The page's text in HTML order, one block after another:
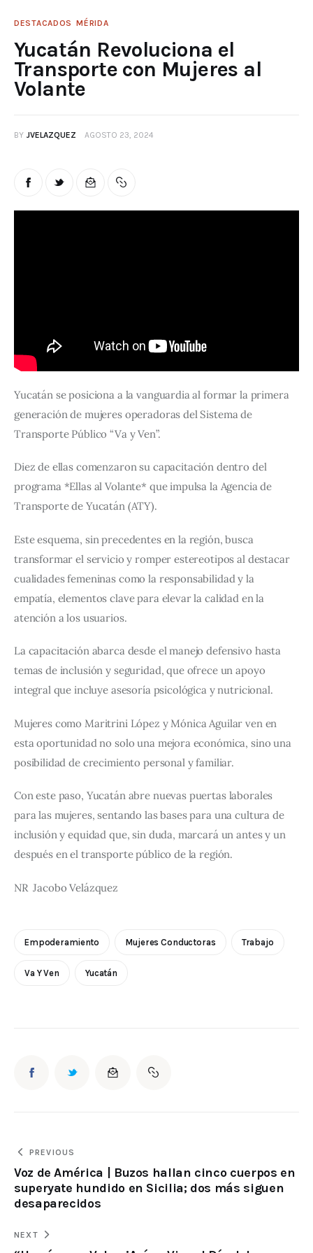
DESTACADOS MÉRIDA
Yucatán Revoluciona el
Transporte con Mujeres al
Volante
BY JVELAZQUEZ AGOSTO 23, 2024
Yucatán se posiciona a la vanguardia al formar la primera
generación de mujeres operadoras del Sistema de
Transporte Público “Va y Ven”.
Diez de ellas comenzaron su capacitación dentro del
programa *Ellas al Volante* que impulsa la Agencia de
Transporte de Yucatán (ATY).
Este esquema, sin precedentes en la región, busca
transformar el servicio y romper estereotipos al destacar
cualidades femeninas como la responsabilidad y la
empatía, elementos clave para elevar la calidad en la
atención a los usuarios.
La capacitación abarca desde el manejo defensivo hasta
temas de inclusión y seguridad, que ofrece un apoyo
integral que incluye asesoría psicológica y nutricional.
Mujeres como Maritrini López y Mónica Aguilar ven en
esta oportunidad no solo una mejora económica, sino una
posibilidad de crecimiento personal y familiar.
Con este paso, Yucatán abre nuevas puertas laborales
para las mujeres, sentando las bases para una cultura de
inclusión y equidad que, sin duda, marcará un antes y un
después en el transporte público de la región.
NR Jacobo Velázquez
Empoderamiento Mujeres Conductoras Trabajo
Va Y Ven Yucatán
PREVIOUS
Voz de América | Buzos hallan cinco cuerpos en
superyate hundido en Sicilia; dos más siguen
desaparecidos
NEXT